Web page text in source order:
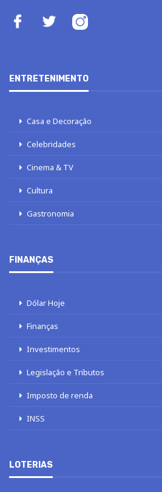
ENTRETENIMENTO
Casa e Decoração
Celebridades
Cinema & TV
Cultura
Gastronomia
FINANÇAS
Dólar Hoje
Finanças
Investimentos
Legislação e Tributos
Imposto de renda
INSS
LOTERIAS